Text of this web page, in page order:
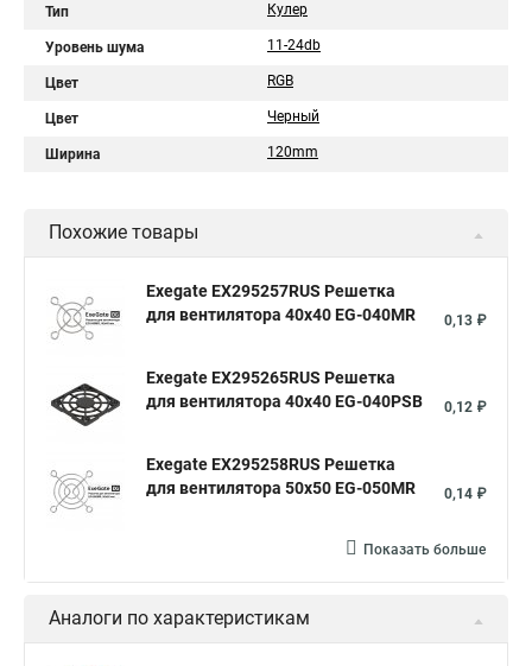
Тип Кулер
Уровень шума 11-24db
Цвет RGB
Цвет Черный
Ширина 120mm
Похожие товары
Exegate EX295257RUS Решетка
для вентилятора 40x40 EG-040MR
0,13 ₽
Exegate EX295265RUS Решетка
для вентилятора 40x40 EG-040PSB
0,12 ₽
Exegate EX295258RUS Решетка
для вентилятора 50х50 EG-050MR
0,14 ₽
Показать больше
Аналоги по характеристикам